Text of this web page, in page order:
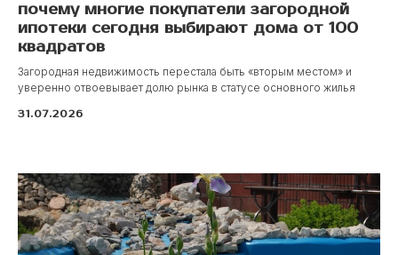
почему многие покупатели загородной
ипотеки сегодня выбирают дома от 100
квадратов
Загородная недвижимость перестала быть «вторым местом» и
уверенно отвоевывает долю рынка в статусе основного жилья
31.07.2026